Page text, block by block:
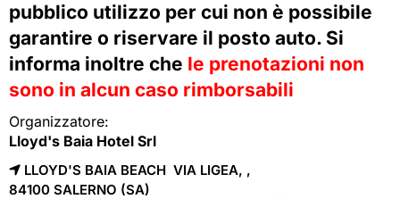
pubblico utilizzo per cui non è possibile
garantire o riservare il posto auto. Si
informa inoltre che le prenotazioni non
sono in alcun caso rimborsabili
Organizzatore:
Lloyd's Baia Hotel Srl
LLOYD'S BAIA BEACH VIA LIGEA, ,
84100 SALERNO (SA)